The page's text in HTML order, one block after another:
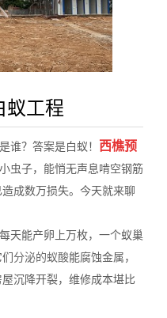
蚁工程
谁？答案是白蚁！ 西樵预
虫子，能悄无声息啃空钢筋
成数万损失。今天就来聊
天能产卵上万枚，一个蚁巢
分泌的蚁酸能腐蚀金属，
沉降开裂，维修成本堪比